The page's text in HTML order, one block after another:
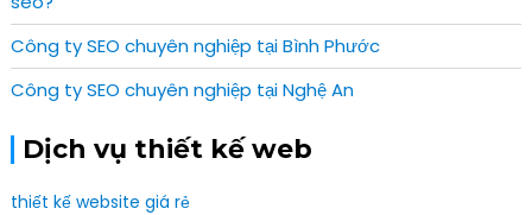
Công ty SEO chuyên nghiệp tại Bình Phước
Công ty SEO chuyên nghiệp tại Nghệ An
Dịch vụ thiết kế web
thiết kế website giá rẻ